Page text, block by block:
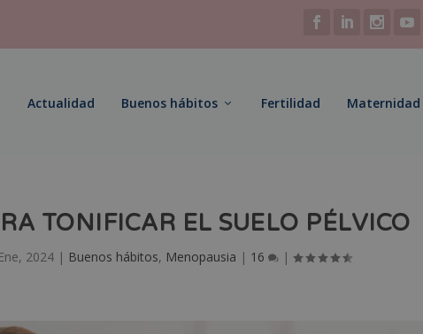
Actualidad Buenos hábitos Fertilidad Maternidad
TONIFICAR EL SUELO PÉLVICO
2024 | Buenos hábitos, Menopausia | 16 |